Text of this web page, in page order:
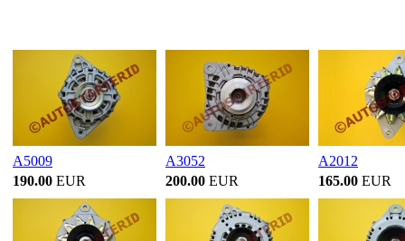
A5009
190.00 EUR
A3052
200.00 EUR
A2012
165.00 EUR